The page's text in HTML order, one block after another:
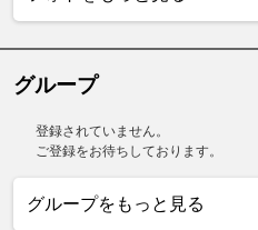
グループ
登録されていません。
ご登録をお待ちしております。
グループをもっと見る